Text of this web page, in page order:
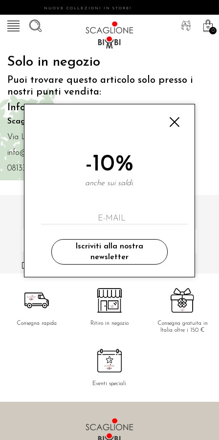
NUOVE COLLEZIONI IN STORE!
0
Solo in negozio
Puoi trovare questo articolo solo presso i
nostri punti vendita:
Info contatti
Scaglione Bimbi di Iacono Maria Angela
Via Luigi Mazzella,73 80077 Ischia
info@scaglionebimbi.com
0813331162
ISCRIVITI ALLA NOSTRA NEWSLETTER
ho letto ed accettato le condizioni sulla privacy.
Consegna rapida Ritiro in negozio
Consegna gratuita in
Italia oltre i 150 €
Eventi speciali
-10%
anche sui saldi.
Iscriviti alla nostra
newsletter